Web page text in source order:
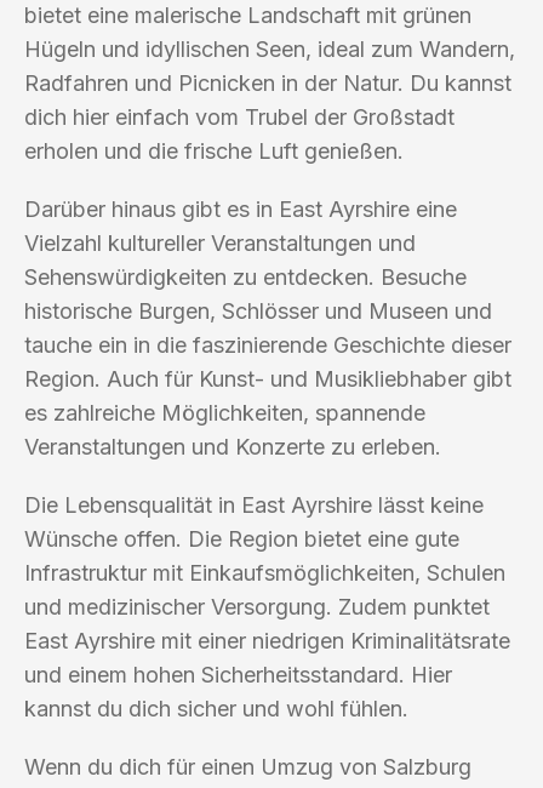
bietet eine malerische Landschaft mit grünen
Hügeln und idyllischen Seen, ideal zum Wandern,
Radfahren und Picnicken in der Natur. Du kannst
dich hier einfach vom Trubel der Großstadt
erholen und die frische Luft genießen.
Darüber hinaus gibt es in East Ayrshire eine
Vielzahl kultureller Veranstaltungen und
Sehenswürdigkeiten zu entdecken. Besuche
historische Burgen, Schlösser und Museen und
tauche ein in die faszinierende Geschichte dieser
Region. Auch für Kunst- und Musikliebhaber gibt
es zahlreiche Möglichkeiten, spannende
Veranstaltungen und Konzerte zu erleben.
Die Lebensqualität in East Ayrshire lässt keine
Wünsche offen. Die Region bietet eine gute
Infrastruktur mit Einkaufsmöglichkeiten, Schulen
und medizinischer Versorgung. Zudem punktet
East Ayrshire mit einer niedrigen Kriminalitätsrate
und einem hohen Sicherheitsstandard. Hier
kannst du dich sicher und wohl fühlen.
Wenn du dich für einen Umzug von Salzburg